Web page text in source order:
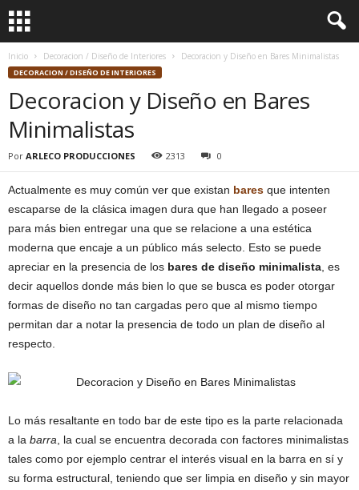
Inicio Decoracion / Diseño de Interiores Decoracion y Diseño en Bares Minimalistas
DECORACION / DISEÑO DE INTERIORES
Decoracion y Diseño en Bares
Minimalistas
Por ARLECO PRODUCCIONES 2313 0
Actualmente es muy común ver que existan bares que intenten
escaparse de la clásica imagen dura que han llegado a poseer
para más bien entregar una que se relacione a una estética
moderna que encaje a un público más selecto. Esto se puede
apreciar en la presencia de los bares de diseño minimalista , es
decir aquellos donde más bien lo que se busca es poder otorgar
formas de diseño no tan cargadas pero que al mismo tiempo
permitan dar a notar la presencia de todo un plan de diseño al
respecto.
Lo más resaltante en todo bar de este tipo es la parte relacionada
a la barra , la cual se encuentra decorada con factores minimalistas
tales como por ejemplo centrar el interés visual en la barra en sí y
su forma estructural, teniendo que ser limpia en diseño y sin mayor